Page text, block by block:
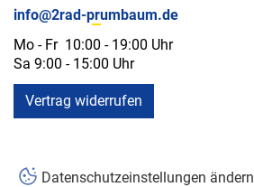
info@2rad-prumbaum.de
Mo - Fr 10:00 - 19:00 Uhr
Sa 9:00 - 15:00 Uhr
Vertrag widerrufen
Datenschutzeinstellungen ändern